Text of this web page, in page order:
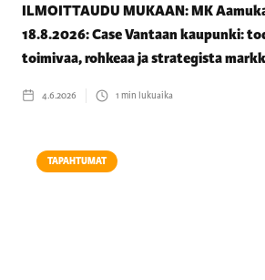
ILMOITTAUDU MUKAAN: MK
18.8.2026: Case Vantaan kaupunki:
toimivaa, rohkeaa ja strategista
4.6.2026 1 min lukuaika
TAPAHTUMAT